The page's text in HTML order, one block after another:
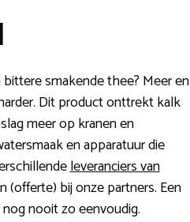
smakende thee? Meer en
Dit product onttrekt kalk
meer op kranen en
en apparatuur die
leveranciers van
(offerte) bij onze partners. Een
nooit zo eenvoudig.